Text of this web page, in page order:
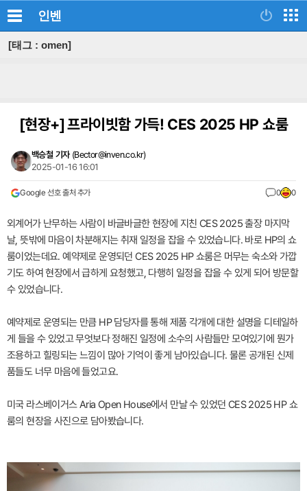
인벤
[태그 : omen]
[현장+]프라이빗함 가득! CES 2025 HP 쇼룸
백승철 기자 (Bector@inven.co.kr)
2025-01-16 16:01
Google 선호 출처 추가 0 0
외계어가 난무하는 사람이 바글바글한 현장에 지친 CES 2025 출장 마지막
날, 뜻밖에 마음이 차분해지는 취재 일정을 잡을 수 있었습니다. 바로 HP의 쇼
룸이었는데요. 예약제로 운영되던 CES 2025 HP 쇼룸은 머무는 숙소와 가깝
기도 하여 현장에서 급하게 요청했고, 다행히 일정을 잡을 수 있게 되어 방문할
수 있었습니다.
예약제로 운영되는 만큼 HP 담당자를 통해 제품 각개에 대한 설명을 디테일하
게 들을 수 있었고 무엇보다 정해진 일정에 소수의 사람들만 모여있기에 뭔가
조용하고 힐링되는 느낌이 많아 기억이 좋게 남아있습니다. 물론 공개된 신제
품들도 너무 마음에 들었고요.
미국 라스베이거스 Aria Open House에서 만날 수 있었던 CES 2025 HP 쇼
룸의 현장을 사진으로 담아봤습니다.